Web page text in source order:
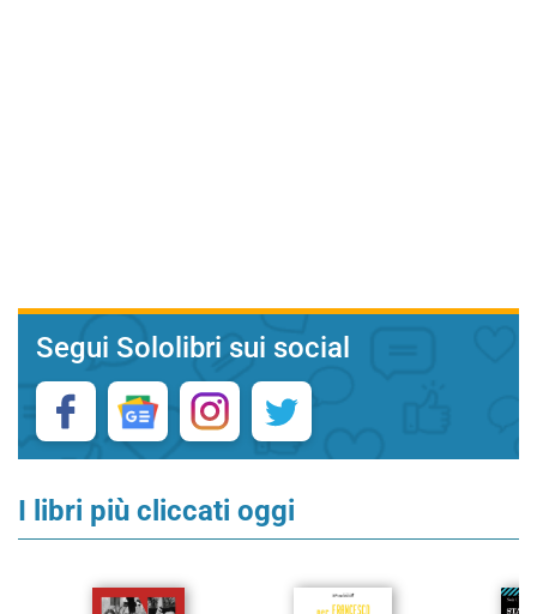
Segui Sololibri sui social
I libri più cliccati oggi